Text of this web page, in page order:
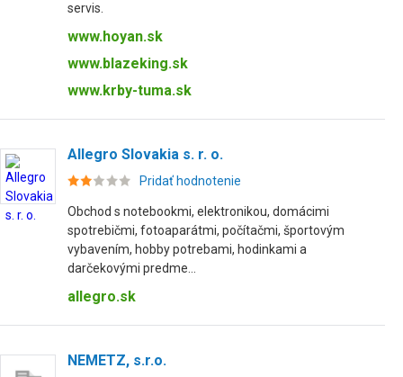
servis.
www.hoyan.sk
www.blazeking.sk
www.krby-tuma.sk
Allegro Slovakia s. r. o.
Pridať hodnotenie
Obchod s notebookmi, elektronikou, domácimi
spotrebičmi, fotoaparátmi, počítačmi, športovým
vybavením, hobby potrebami, hodinkami a
darčekovými predme...
allegro.sk
NEMETZ, s.r.o.